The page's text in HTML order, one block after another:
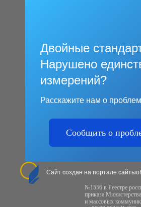
Двойные
Нарушено
измерений?
Расскажите нам о
Сообщить о
Сайт создан на портале
№1556 в Реестре
приказа
и массовых